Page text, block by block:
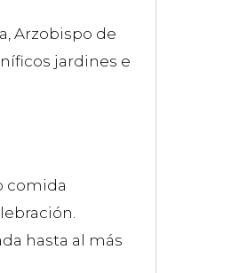
Arzobispo de
jardines e
comida
hasta al más